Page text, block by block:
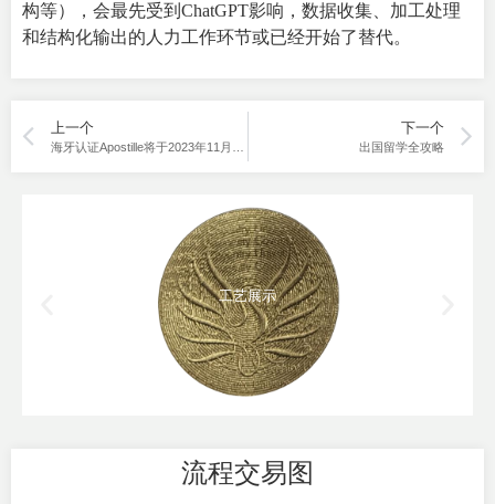
构等），会最先受到ChatGPT影响，数据收集、加工处理
和结构化输出的人力工作环节或已经开始了替代。
上一个 下一个
出国留学全攻略
工艺展示
流程交易图